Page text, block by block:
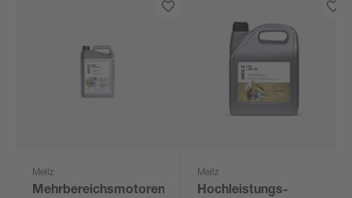
Meilz
Mehrbereichsmotorenöl
Meilz
Hochleistungs-